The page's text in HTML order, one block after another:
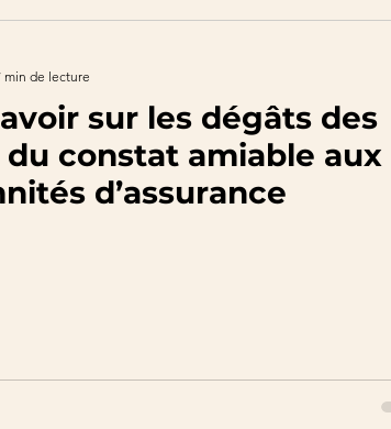
sur les dégâts des
du constat amiable aux
d’assurance
min de lecture